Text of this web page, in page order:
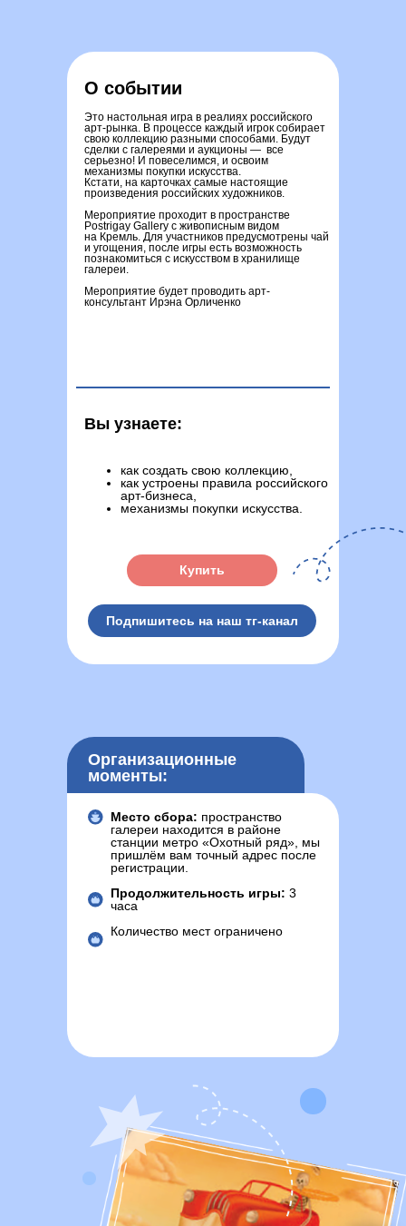
Это настольная игра в реалиях российского
арт-рынка. В процессе каждый игрок собирает
свою коллекцию разными способами. Будут
сделки с галереями и аукционы — все
серьезно! И повеселимся, и освоим
механизмы покупки искусства.
Кстати, на карточках самые настоящие
произведения российских художников.
Мероприятие проходит в пространстве
Postrigay Gallery с живописным видом
на Кремль. Для участников предусмотрены чай
и угощения, после игры есть возможность
познакомиться с искусством в хранилище
галереи.
Мероприятие будет проводить арт-
консультант Ирэна Орличенко
О событии
как создать свою коллекцию,
как устроены правила российского
арт-бизнеса,
механизмы покупки искусства.
Вы узнаете:
Купить
Подпишитесь на наш тг-канал
Место сбора: пространство
галереи находится в районе
станции метро «Охотный ряд», мы
пришлём вам точный адрес после
регистрации.
Продолжительность игры: 3
часа
Количество мест ограничено
Организационные
моменты: